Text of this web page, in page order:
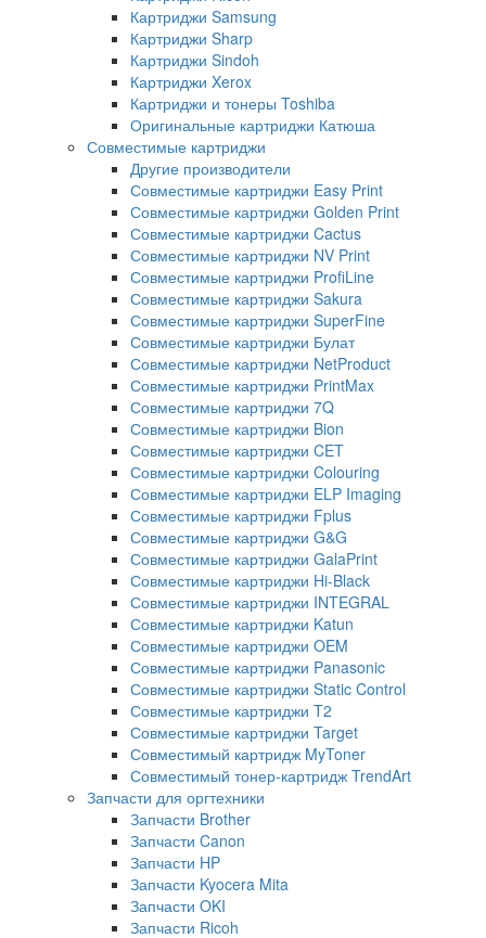
Картриджи Samsung
Картриджи Sharp
Картриджи Sindoh
Картриджи Xerox
Картриджи и тонеры Toshiba
Оригинальные картриджи Катюша
Совместимые картриджи
Другие производители
Совместимые картриджи Easy Print
Совместимые картриджи Golden Print
Совместимые картриджи Cactus
Совместимые картриджи NV Print
Совместимые картриджи ProfiLine
Совместимые картриджи Sakura
Совместимые картриджи SuperFine
Совместимые картриджи Булат
Совместимые картриджи NetProduct
Совместимые картриджи PrintMax
Совместимые картриджи 7Q
Совместимые картриджи Bion
Совместимые картриджи CET
Совместимые картриджи Colouring
Совместимые картриджи ELP Imaging
Совместимые картриджи Fplus
Совместимые картриджи G&G
Совместимые картриджи GalaPrint
Совместимые картриджи Hi-Black
Совместимые картриджи INTEGRAL
Совместимые картриджи Katun
Совместимые картриджи OEM
Совместимые картриджи Panasonic
Совместимые картриджи Static Control
Совместимые картриджи T2
Совместимые картриджи Target
Совместимый картридж MyToner
Совместимый тонер-картридж TrendArt
Запчасти для оргтехники
Запчасти Brother
Запчасти Canon
Запчасти HP
Запчасти Kyocera Mita
Запчасти OKI
Запчасти Ricoh